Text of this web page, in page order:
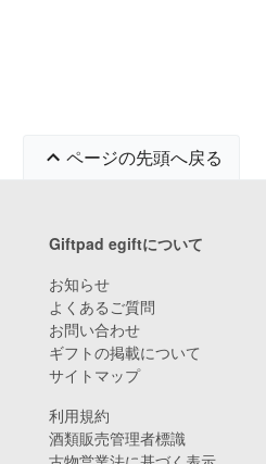
ページの先頭へ戻る
Giftpad egiftについて
お知らせ
よくあるご質問
お問い合わせ
ギフトの掲載について
サイトマップ
利用規約
酒類販売管理者標識